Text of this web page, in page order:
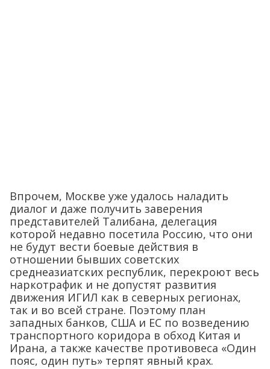
Впрочем, Москве уже удалось наладить
диалог и даже получить заверения
представителей Талибана, делегация
которой недавно посетила Россию, что они
не будут вести боевые действия в
отношении бывших советских
среднеазиатских республик, перекроют весь
наркотрафик и не допустят развития
движения ИГИЛ как в северных регионах,
так и во всей стране. Поэтому план
западных банков, США и ЕС по возведению
транспортного коридора в обход Китая и
Ирана, а также качестве противовеса «Один
пояс, один путь» терпят явный крах.